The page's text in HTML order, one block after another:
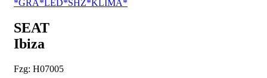
SEAT
Ibiza
Fzg: H07005